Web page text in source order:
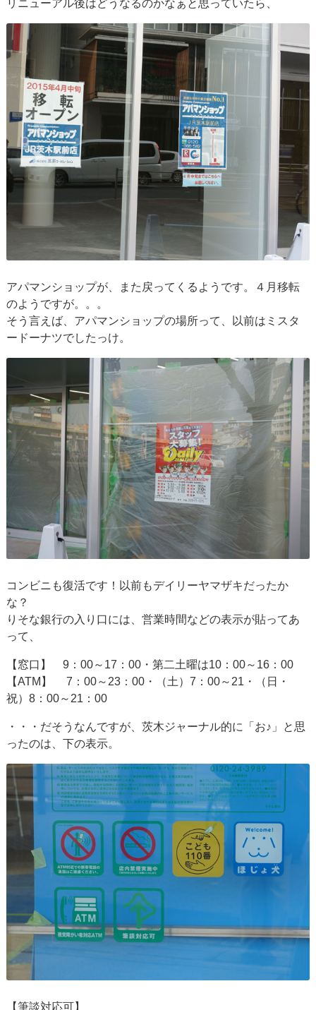
リニューアル後はどうなるのかなぁと思っていたら、
アパマンショップが、また戻ってくるようです。４月移転
のようですが。。。
そう言えば、アパマンショップの場所って、以前はミスタ
ードーナツでしたっけ。
コンビニも復活です！以前もデイリーヤマザキだったか
な？
りそな銀行の入り口には、営業時間などの表示が貼ってあ
って、
【窓口】 9：00～17：00・第二土曜は10：00～16：00
【ATM】 7：00～23：00・（土）7：00～21・（日・
祝）8：00～21：00
・・・だそうなんですが、茨木ジャーナル的に「お♪」と思
ったのは、下の表示。
【筆談対応可】